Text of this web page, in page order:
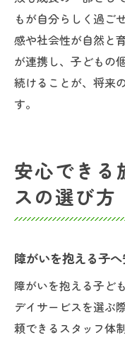
もが自分らしく過ご
感や社会性が自然と
が連携し、子どもの
続けることが、将来
す。
安心できる
スの選び方
障がいを抱える子
障がいを抱える子ど
デイサービスを選ぶ
頼できるスタッフ体